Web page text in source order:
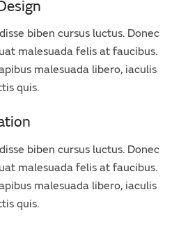
biben cursus luctus. Donec
malesuada felis at faucibus.
malesuada libero, iaculis
quis.
biben cursus luctus. Donec
malesuada felis at faucibus.
malesuada libero, iaculis
quis.